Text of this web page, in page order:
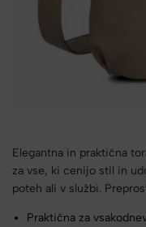
Elegantna in praktična
za vse, ki cenijo stil in
poteh ali v službi.
Praktična za